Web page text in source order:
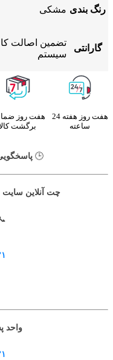
رنگ بندی مشکی
گارانتی
تضمین اصالت
سیستم
هفت روز هفته 24
ساعته
هفت روز
برگشت
🕒
چت آنلاین سایت
واحد